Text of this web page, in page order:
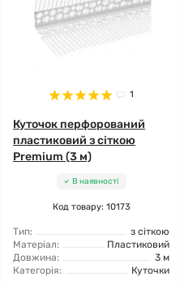
1
Куточок перфорований
пластиковий з сіткою
Premium (3 м)
В наявності
Код товару: 10173
Тип:
з сіткою
Матеріал:
Пластиковий
Довжина:
3 м
Категорія:
Куточки